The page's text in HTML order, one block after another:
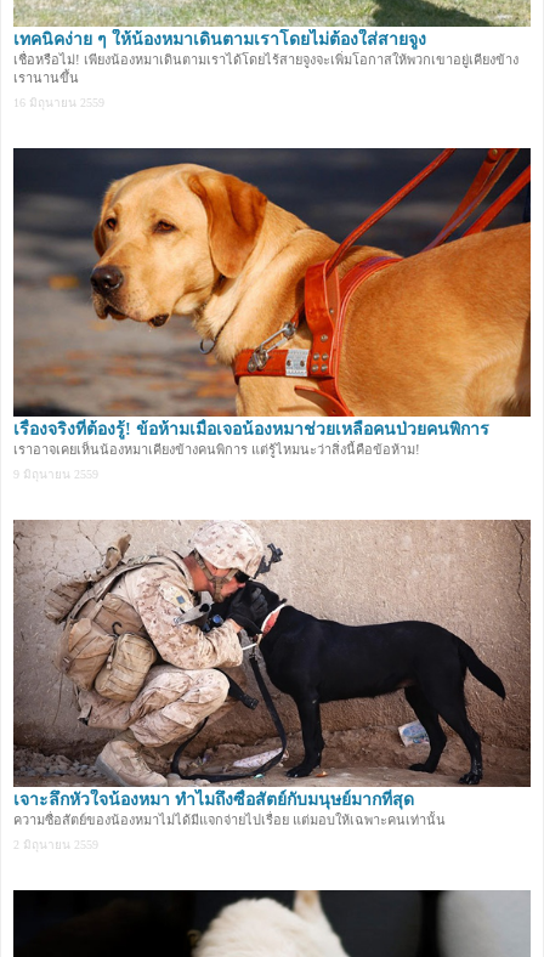
เทคนิคง่าย ๆ ให้น้องหมาเดินตามเราโดยไม่ต้องใส่สายจูง
เชื่อหรือไม่! เพียงน้องหมาเดินตามเราได้โดยไร้สายจูงจะเพิ่มโอกาสให้พวกเขาอยู่เคียงข้าง
เรานานขึ้น
16 มิถุนายน 2559
เรื่องจริงที่ต้องรู้! ข้อห้ามเมื่อเจอน้องหมาช่วยเหลือคนป่วยคนพิการ
เราอาจเคยเห็นน้องหมาเคียงข้างคนพิการ แต่รู้ไหมนะว่าสิ่งนี้คือข้อห้าม!
9 มิถุนายน 2559
เจาะลึกหัวใจน้องหมา ทำไมถึงซื่อสัตย์กับมนุษย์มากที่สุด
ความซื่อสัตย์ของน้องหมาไม่ได้มีแจกจ่ายไปเรื่อย แต่มอบให้เฉพาะคนเท่านั้น
2 มิถุนายน 2559